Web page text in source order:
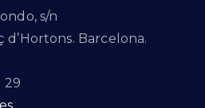
s/n
d’Hortons. Barcelona.
29